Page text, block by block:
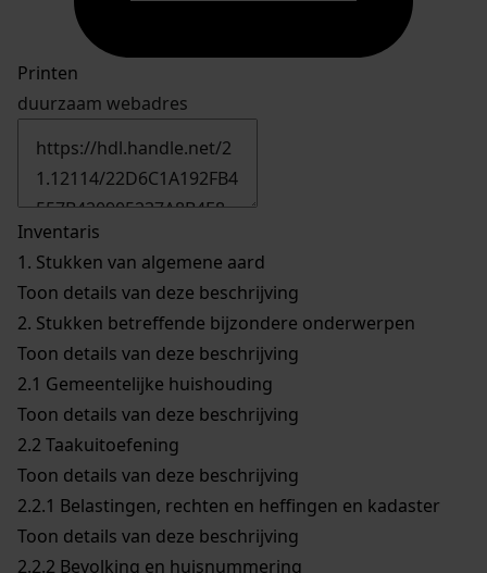
Printen
duurzaam webadres
Inventaris
1. Stukken van algemene aard
Toon details van deze beschrijving
2. Stukken betreffende bijzondere onderwerpen
Toon details van deze beschrijving
2.1 Gemeentelijke huishouding
Toon details van deze beschrijving
2.2 Taakuitoefening
Toon details van deze beschrijving
2.2.1 Belastingen, rechten en heffingen en kadaster
Toon details van deze beschrijving
2.2.2 Bevolking en huisnummering